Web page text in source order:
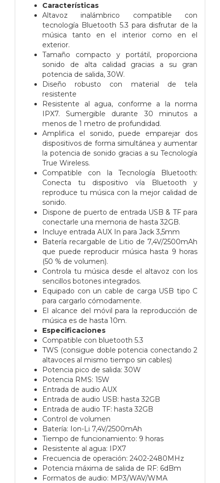
Características
Altavoz inalámbrico compatible con
tecnología Bluetooth 5.3 para disfrutar de la
música tanto en el interior como en el
exterior.
Tamaño compacto y portátil, proporciona
sonido de alta calidad gracias a su gran
potencia de salida, 30W.
Diseño robusto con material de tela
resistente
Resistente al agua, conforme a la norma
IPX7. Sumergible durante 30 minutos a
menos de 1 metro de profundidad.
Amplifica el sonido, puede emparejar dos
dispositivos de forma simultánea y aumentar
la potencia de sonido gracias a su Tecnología
True Wireless.
Compatible con la Tecnología Bluetooth:
Conecta tu dispositivo vía Bluetooth y
reproduce tu música con la mejor calidad de
sonido.
Dispone de puerto de entrada USB & TF para
conectarle una memoria de hasta 32GB.
Incluye entrada AUX In para Jack 3,5mm
Batería recargable de Litio de 7,4V/2500mAh
que puede reproducir música hasta 9 horas
(50 % de volumen).
Controla tu música desde el altavoz con los
sencillos botones integrados.
Equipado con un cable de carga USB tipo C
para cargarlo cómodamente.
El alcance del móvil para la reproducción de
música es de hasta 10m.
Especificaciones
Compatible con bluetooth 5.3
TWS (consigue doble potencia conectando 2
altavoces al mismo tiempo sin cables)
Potencia pico de salida: 30W
Potencia RMS: 15W
Entrada de audio AUX
Entrada de audio USB: hasta 32GB
Entrada de audio TF: hasta 32GB
Control de volumen
Batería: Ion-Li 7,4V/2500mAh
Tiempo de funcionamiento: 9 horas
Resistente al agua: IPX7
Frecuencia de operación: 2402-2480MHz
Potencia máxima de salida de RF: 6dBm
Formatos de audio: MP3/WAV/WMA